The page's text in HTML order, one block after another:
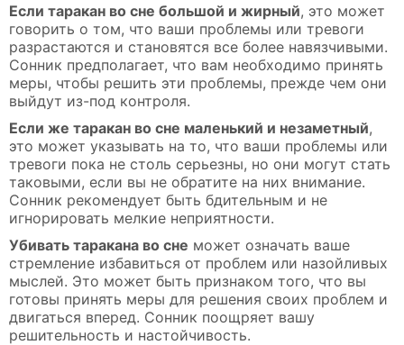
Если таракан во сне большой и жирный, это может
говорить о том, что ваши проблемы или тревоги
разрастаются и становятся все более навязчивыми.
Сонник предполагает, что вам необходимо принять
меры, чтобы решить эти проблемы, прежде чем они
выйдут из-под контроля.
Если же таракан во сне маленький и незаметный,
это может указывать на то, что ваши проблемы или
тревоги пока не столь серьезны, но они могут стать
таковыми, если вы не обратите на них внимание.
Сонник рекомендует быть бдительным и не
игнорировать мелкие неприятности.
Убивать таракана во сне может означать ваше
стремление избавиться от проблем или назойливых
мыслей. Это может быть признаком того, что вы
готовы принять меры для решения своих проблем и
двигаться вперед. Сонник поощряет вашу
решительность и настойчивость.